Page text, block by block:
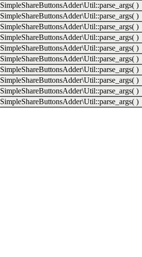
SimpleShareButtonsAdder\Util::parse_args( )
SimpleShareButtonsAdder\Util::parse_args( )
SimpleShareButtonsAdder\Util::parse_args( )
SimpleShareButtonsAdder\Util::parse_args( )
SimpleShareButtonsAdder\Util::parse_args( )
SimpleShareButtonsAdder\Util::parse_args( )
SimpleShareButtonsAdder\Util::parse_args( )
SimpleShareButtonsAdder\Util::parse_args( )
SimpleShareButtonsAdder\Util::parse_args( )
SimpleShareButtonsAdder\Util::parse_args( )